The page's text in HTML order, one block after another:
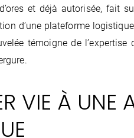
et déjà autorisée, fait
d’une plateforme
témoigne de
VIE À UNE